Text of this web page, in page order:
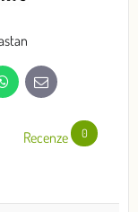
WhatsApp
E-
mail
Recenze 0